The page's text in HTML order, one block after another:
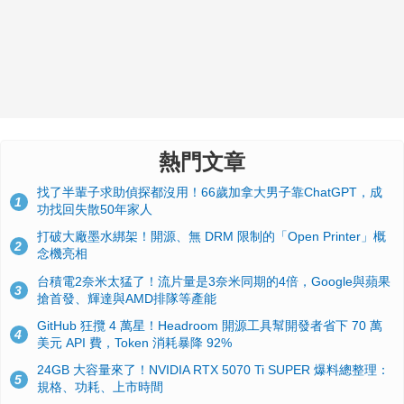
熱門文章
1
找了半輩子求助偵探都沒用！66歲加拿大男子靠ChatGPT，成
功找回失散50年家人
2
打破大廠墨水綁架！開源、無 DRM 限制的「Open Printer」概
念機亮相
3
台積電2奈米太猛了！流片量是3奈米同期的4倍，Google與蘋果
搶首發、輝達與AMD排隊等產能
4
GitHub 狂攬 4 萬星！Headroom 開源工具幫開發者省下 70 萬
美元 API 費，Token 消耗暴降 92%
5
24GB 大容量來了！NVIDIA RTX 5070 Ti SUPER 爆料總整理：
規格、功耗、上市時間